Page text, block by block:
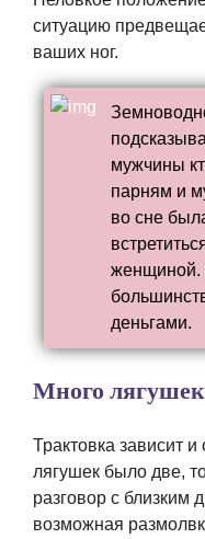
ситуацию
ваших ног.
мужчины
парням и
во сне
женщиной.
деньгами.
Много лягушек
Трактовка зависит
лягушек было две,
разговор с близким
возможная